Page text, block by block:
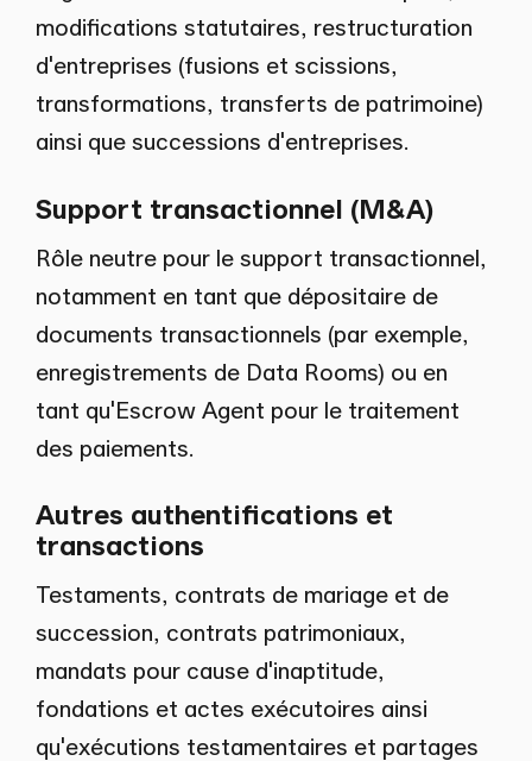
modifications statutaires, restructuration
d'entreprises (fusions et scissions,
transformations, transferts de patrimoine)
ainsi que successions d'entreprises.
Support transactionnel (M&A)
Rôle neutre pour le support transactionnel,
notamment en tant que dépositaire de
documents transactionnels (par exemple,
enregistrements de Data Rooms) ou en
tant qu'Escrow Agent pour le traitement
des paiements.
Autres authentifications et
transactions
Testaments, contrats de mariage et de
succession, contrats patrimoniaux,
mandats pour cause d'inaptitude,
fondations et actes exécutoires ainsi
qu'exécutions testamentaires et partages